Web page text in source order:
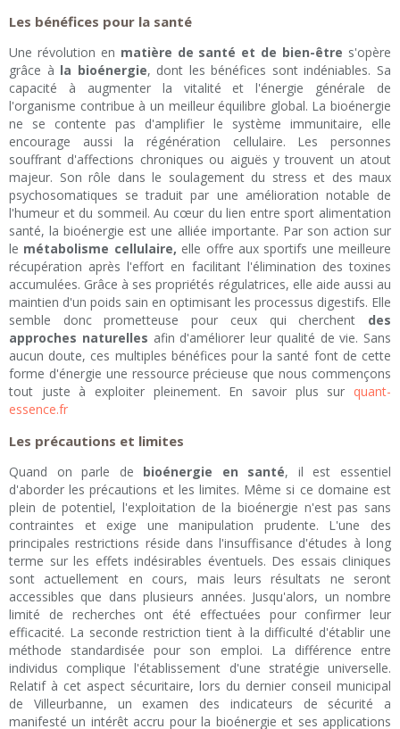
Les bénéfices pour la santé
Une révolution en matière de santé et de bien-être s'opère
grâce à la bioénergie, dont les bénéfices sont indéniables. Sa
capacité à augmenter la vitalité et l'énergie générale de
l'organisme contribue à un meilleur équilibre global. La bioénergie
ne se contente pas d'amplifier le système immunitaire, elle
encourage aussi la régénération cellulaire. Les personnes
souffrant d'affections chroniques ou aiguës y trouvent un atout
majeur. Son rôle dans le soulagement du stress et des maux
psychosomatiques se traduit par une amélioration notable de
l'humeur et du sommeil. Au cœur du lien entre sport alimentation
santé, la bioénergie est une alliée importante. Par son action sur
le métabolisme cellulaire, elle offre aux sportifs une meilleure
récupération après l'effort en facilitant l'élimination des toxines
accumulées. Grâce à ses propriétés régulatrices, elle aide aussi au
maintien d'un poids sain en optimisant les processus digestifs. Elle
semble donc prometteuse pour ceux qui cherchent des
approches naturelles afin d'améliorer leur qualité de vie. Sans
aucun doute, ces multiples bénéfices pour la santé font de cette
forme d'énergie une ressource précieuse que nous commençons
tout juste à exploiter pleinement. En savoir plus sur quant-
essence.fr
Les précautions et limites
Quand on parle de bioénergie en santé, il est essentiel
d'aborder les précautions et les limites. Même si ce domaine est
plein de potentiel, l'exploitation de la bioénergie n'est pas sans
contraintes et exige une manipulation prudente. L'une des
principales restrictions réside dans l'insuffisance d'études à long
terme sur les effets indésirables éventuels. Des essais cliniques
sont actuellement en cours, mais leurs résultats ne seront
accessibles que dans plusieurs années. Jusqu'alors, un nombre
limité de recherches ont été effectuées pour confirmer leur
efficacité. La seconde restriction tient à la difficulté d'établir une
méthode standardisée pour son emploi. La différence entre
individus complique l'établissement d'une stratégie universelle.
Relatif à cet aspect sécuritaire, lors du dernier conseil municipal
de Villeurbanne, un examen des indicateurs de sécurité a
manifesté un intérêt accru pour la bioénergie et ses applications